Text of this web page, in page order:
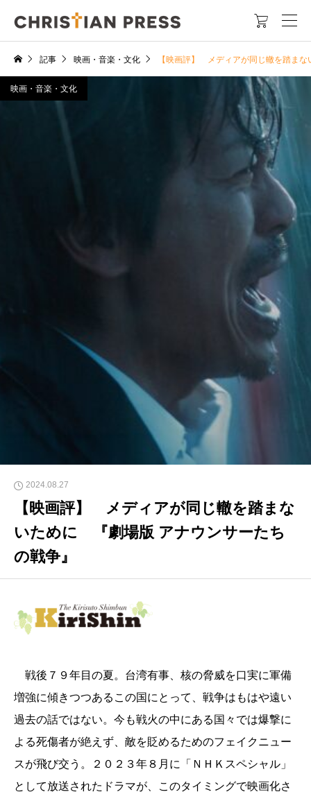

記事 映画・音楽・文化 【映画評】 メディアが同じ轍を踏ま
映画・音楽・文化
2024.08.27
【映画評】 メディアが同じ轍を踏まな
いために 『劇場版 アナウンサーたち
の戦争』
戦後７９年目の夏。台湾有事、核の脅威を口実に軍備
増強に傾きつつあるこの国にとって、戦争はもはや遠い
過去の話ではない。今も戦火の中にある国々では爆撃に
よる死傷者が絶えず、敵を貶めるためのフェイクニュー
スが飛び交う。２０２３年８月に「ＮＨＫスペシャル」
として放送されたドラマが、このタイミングで映画化さ